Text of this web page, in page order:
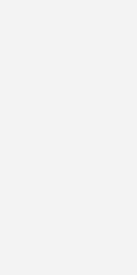
aber beides